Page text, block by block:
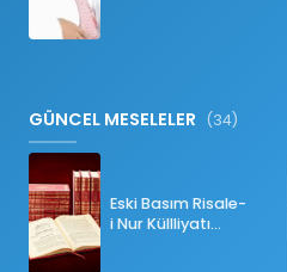
GÜNCEL MESELELER (34)
Eski Basım Risale-
i Nur Küllliyatı